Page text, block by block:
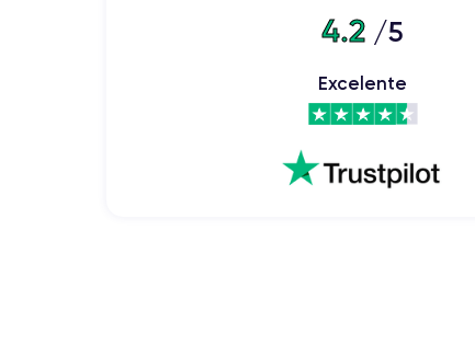
4.2 /5
Excelente